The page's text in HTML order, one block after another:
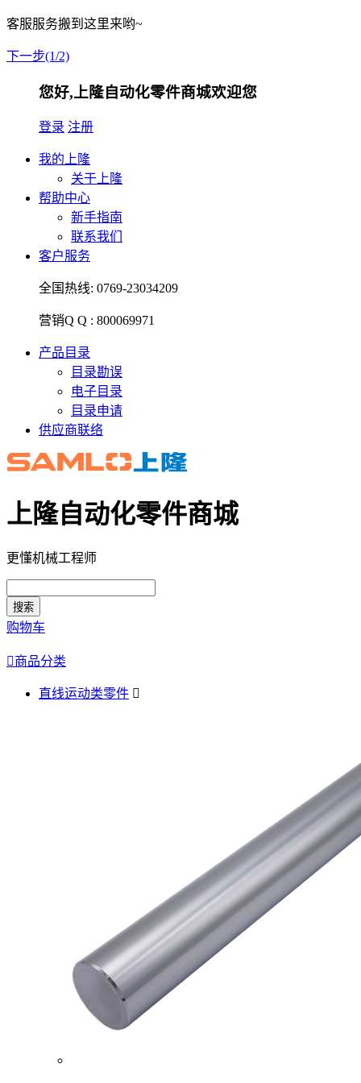
客服服务搬到这里来哟~
下一步(1/2)
您好,上隆自动化零件商城欢迎您
登录 注册
我的上隆
关于上隆
帮助中心
新手指南
联系我们
客户服务
全国热线: 0769-23034209
营销Q Q : 800069971
产品目录
目录勘误
电子目录
目录申请
供应商联络
上隆自动化零件商城
更懂机械工程师
搜索
购物车
商品分类
直线运动类零件 